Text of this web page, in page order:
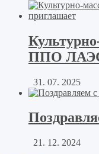
ППО ЛАЭС
31. 07. 2025
21. 12. 2024